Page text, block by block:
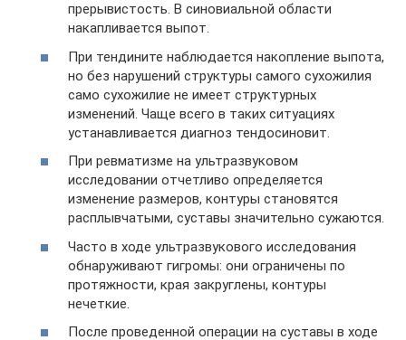
прерывистость. В синовиальной области
накапливается выпот.
При тендините наблюдается накопление выпота,
но без нарушений структуры самого сухожилия
само сухожилие не имеет структурных
изменений. Чаще всего в таких ситуациях
устанавливается диагноз тендосиновит.
При ревматизме на ультразвуковом
исследовании отчетливо определяется
изменение размеров, контуры становятся
расплывчатыми, суставы значительно сужаются.
Часто в ходе ультразвукового исследования
обнаруживают гигромы: они ограничены по
протяжности, края закруглены, контуры
нечеткие.
После проведенной операции на суставы в ходе